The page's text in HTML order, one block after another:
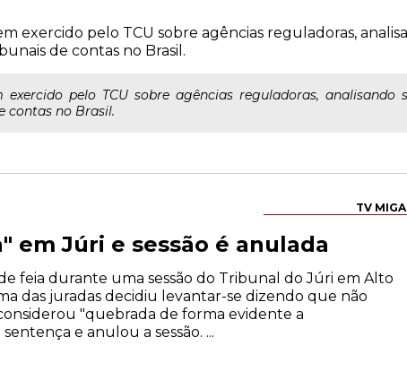
exercido pelo TCU sobre agências reguladoras,
de contas no Brasil.
pelo TCU sobre agências reguladoras, analisando
contas no Brasil.
TV
em Júri e sessão é anulada
feia durante uma sessão do Tribunal do Júri em Alto
das juradas decidiu levantar-se dizendo que não
"quebrada de forma evidente a
e anulou a sessão. ...